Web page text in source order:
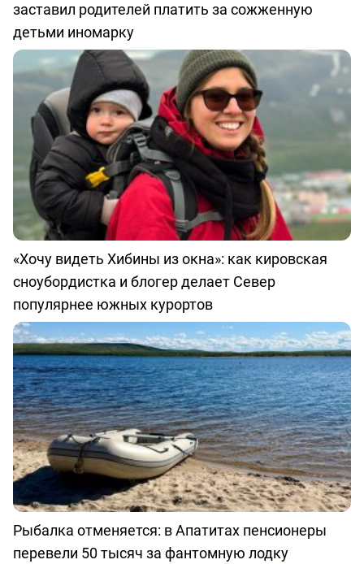
заставил родителей платить за сожженную
детьми иномарку
«Хочу видеть Хибины из окна»: как кировская
сноубордистка и блогер делает Север
популярнее южных курортов
Рыбалка отменяется: в Апатитах пенсионеры
перевели 50 тысяч за фантомную лодку